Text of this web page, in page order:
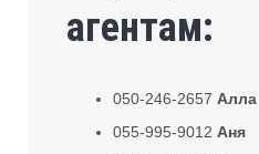
агентам:
050-246-2657 Алла
055-995-9012 Аня